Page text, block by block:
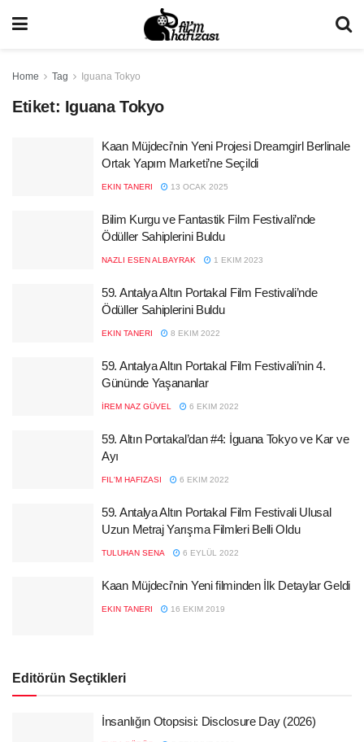
Home Tag Iguana Tokyo
Etiket: Iguana Tokyo
Kaan Müjdeci’nin Yeni Projesi Dreamgirl Berlinale
Ortak Yapım Marketi’ne Seçildi
EKIN TANERI 13 OCAK 2025
Bilim Kurgu ve Fantastik Film Festivali’nde
Ödüller Sahiplerini Buldu
NAZLI ESEN ALBAYRAK 1 EKIM 2023
59. Antalya Altın Portakal Film Festivali’nde
Ödüller Sahiplerini Buldu
EKIN TANERI 8 EKIM 2022
59. Antalya Altın Portakal Film Festivali’nin 4.
Gününde Yaşananlar
İREM NAZ GÜVEL 6 EKIM 2022
59. Altın Portakal’dan #4: İguana Tokyo ve Kar ve
Ayı
FIL'M HAFIZASI 6 EKIM 2022
59. Antalya Altın Portakal Film Festivali Ulusal
Uzun Metraj Yarışma Filmleri Belli Oldu
TULUHAN SENA 6 EYLÜL 2022
Kaan Müjdeci’nin Yeni filminden İlk Detaylar Geldi
EKIN TANERI 16 EKIM 2019
Editörün Seçtikleri
İnsanlığın Otopsisi: Disclosure Day (2026)